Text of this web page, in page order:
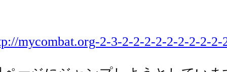
mycombat.org-2-3-2-2-2-2-2-2-2-2-2-